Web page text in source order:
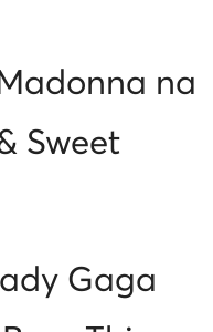
na
Sweet
Gaga